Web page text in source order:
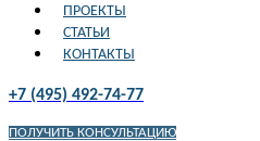
ПРОЕКТЫ
СТАТЬИ
КОНТАКТЫ
+7 (495) 492-74-77
ПОЛУЧИТЬ КОНСУЛЬТАЦИЮ